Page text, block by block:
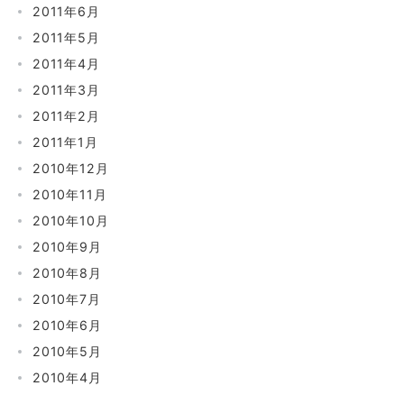
2011年6月
2011年5月
2011年4月
2011年3月
2011年2月
2011年1月
2010年12月
2010年11月
2010年10月
2010年9月
2010年8月
2010年7月
2010年6月
2010年5月
2010年4月